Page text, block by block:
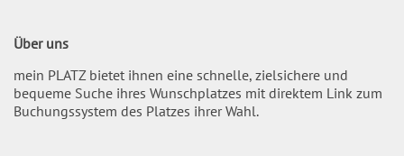
Über uns
mein PLATZ bietet ihnen eine schnelle, zielsichere und
bequeme Suche ihres Wunschplatzes mit direktem Link zum
Buchungssystem des Platzes ihrer Wahl.